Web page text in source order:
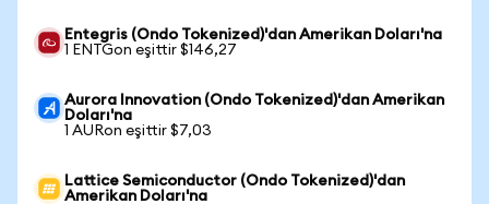
Entegris (Ondo Tokenized)'dan Amerikan Doları'na
1 ENTGon eşittir $146,27
Aurora Innovation (Ondo Tokenized)'dan Amerikan
Doları'na
1 AURon eşittir $7,03
Lattice Semiconductor (Ondo Tokenized)'dan
Amerikan Doları'na